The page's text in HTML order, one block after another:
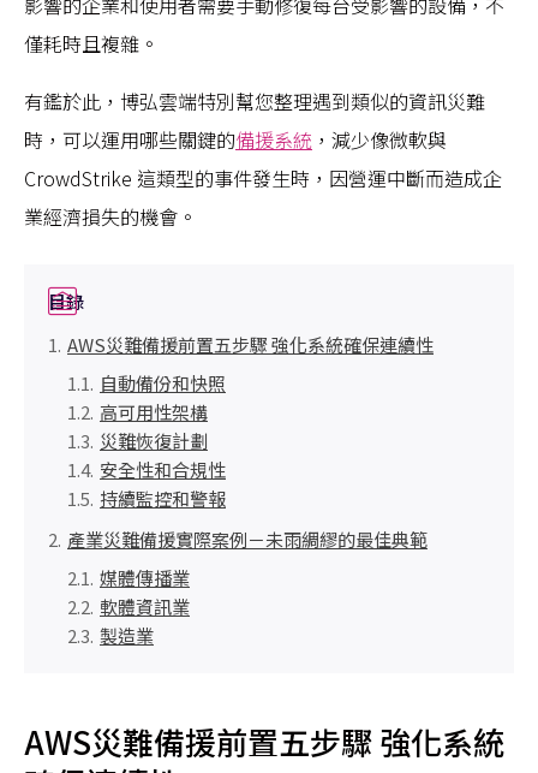
僅耗時且複雜。
有鑑於此，博弘雲端特別幫您整理遇到類似的資訊災難
時，可以運用哪些關鍵的備援系統 ，減少像微軟與
CrowdStrike 這類型的事件發生時，因營運中斷而造成企
業經濟損失的機會。
目錄
AWS災難備援前置五步驟 強化系統確保連續性
自動備份和快照
高可用性架構
災難恢復計劃
安全性和合規性
持續監控和警報
產業災難備援實際案例－未雨綢繆的最佳典範
媒體傳播業
軟體資訊業
製造業
AWS災難備援前置五步驟 強化系統